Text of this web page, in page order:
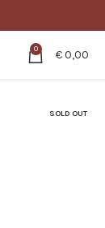
0 €0,00
SOLD OUT